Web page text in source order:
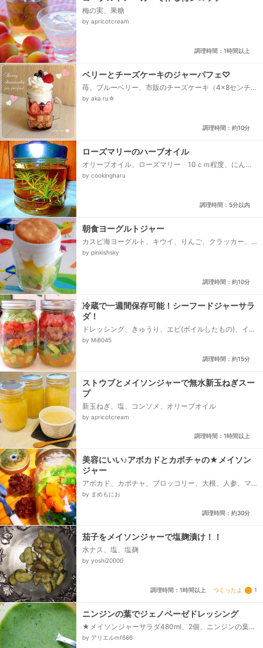
梅の実、果糖
by apricotcream
調理時間：1時間以上
ベリーとチーズケーキのジャーパフェ♡
苺、ブルーベリー、市販のチーズケーキ（4×8センチ
位）、バニラアイス、市販のホイップクリーム、シリ
by aka.ru☆
調理時間：約10分
ローズマリーのハーブオイル
オリーブオイル、ローズマリー 10ｃｍ程度、にんに
く、塩、ブラックペッパー
by cookingharu
調理時間：5分以内
朝食ヨーグルトジャー
カスピ海ヨーグルト、キウイ、りんご、クラッカー、
メイソンジャー
by pinkishsky
調理時間：約10分
冷蔵で一週間保存可能！シーフードジャーサラ
ダ！
ドレッシング、きゅうり、エビ(ボイルしたもの)、イカ
(ボイルしたもの)、トマト、レタス
by Mi8045
調理時間：約15分
ストウブとメイソンジャーで無水新玉ねぎスー
プ
新玉ねぎ、塩、コンソメ、オリーブオイル
by apricotcream
調理時間：1時間以上
美容にいい♪アボカドとカボチャの★メイソン
ジャー
アボカド、カボチャ、ブロッコリー、大根、人参、マ
ヨネーズ、ポン酢
by まめもにお
調理時間：約30分
茄子をメイソンジャーで塩麹漬け！！
水ナス、塩、塩麹
by yoshi20000
調理時間：1時間以上 つくったよ 1
ニンジンの葉でジェノベーゼドレッシング
★メイソンジャーサラダ480ml、2個、ニンジンの葉ジ
ェノベーゼソース、お酢、マヨネーズ、はちみつ
by アリエルmf666